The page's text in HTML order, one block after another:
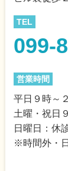
TEL
099-
営業時間
平日９時～
土曜・祝日
日曜日：休
※時間外・